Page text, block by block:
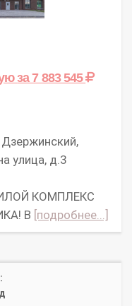
за 7 883 545
улица, д.3
КОМПЛЕКС
В [подробнее...]